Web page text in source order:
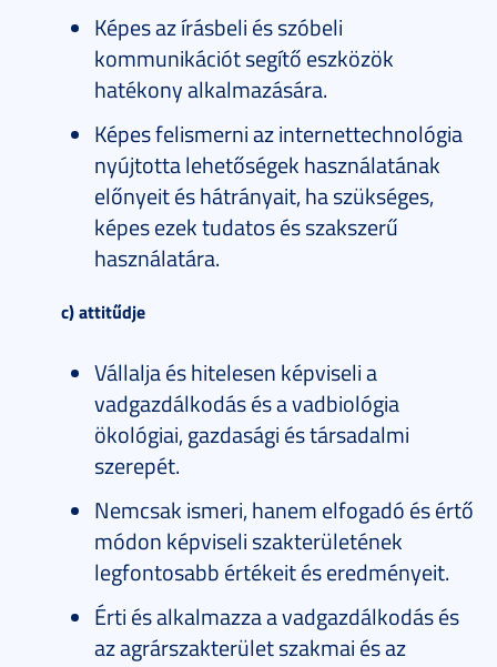
Képes az írásbeli és szóbeli
kommunikációt segítő eszközök
hatékony alkalmazására.
Képes felismerni az internettechnológia
nyújtotta lehetőségek használatának
előnyeit és hátrányait, ha szükséges,
képes ezek tudatos és szakszerű
használatára.
c) attitűdje
Vállalja és hitelesen képviseli a
vadgazdálkodás és a vadbiológia
ökológiai, gazdasági és társadalmi
szerepét.
Nemcsak ismeri, hanem elfogadó és értő
módon képviseli szakterületének
legfontosabb értékeit és eredményeit.
Érti és alkalmazza a vadgazdálkodás és
az agrárszakterület szakmai és az